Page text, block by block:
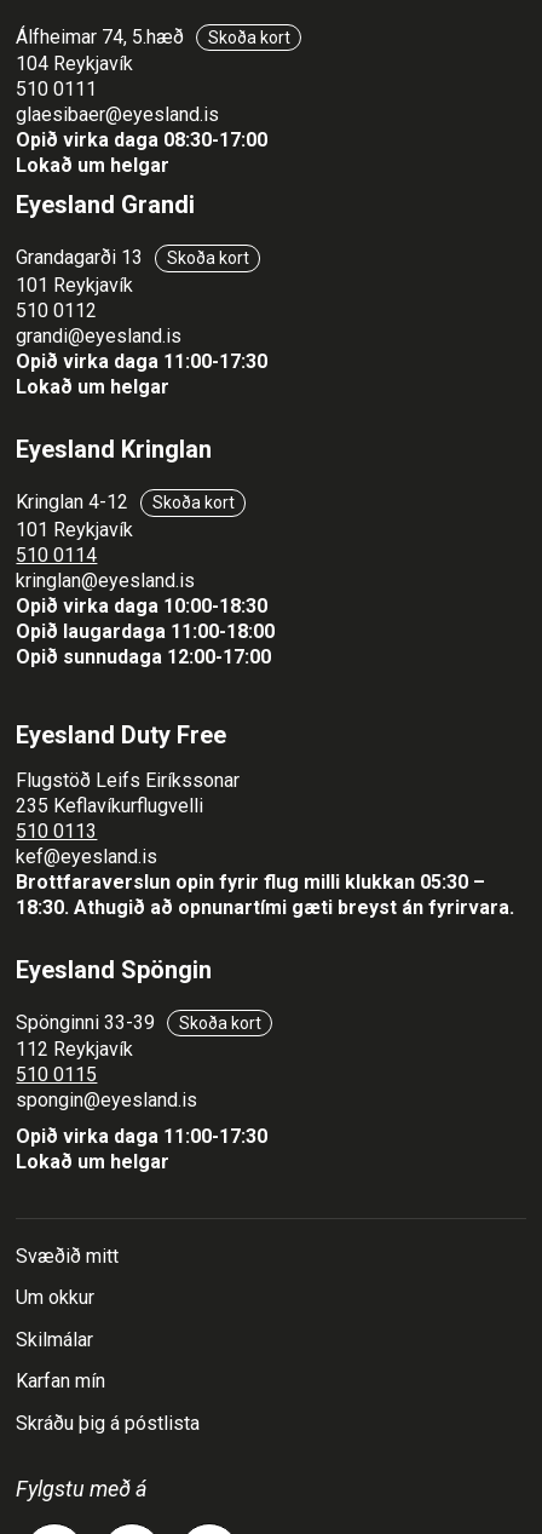
Álfheimar 74, 5.hæð Skoða kort
104 Reykjavík
510 0111
glaesibaer@eyesland.is
Opið virka daga 08:30-17:00
Lokað um helgar
Eyesland Grandi
Grandagarði 13 Skoða kort
101 Reykjavík
510 0112
grandi@eyesland.is
Opið virka daga 11:00-17:30
Lokað um helgar
Eyesland Kringlan
Kringlan 4-12 Skoða kort
101 Reykjavík
510 0114
kringlan@eyesland.is
Opið virka daga 10:00-18:30
Opið laugardaga 11:00-18:00
Opið sunnudaga 12:00-17:00
Eyesland Duty Free
Flugstöð Leifs Eiríkssonar
235 Keflavíkurflugvelli
510 0113
kef@eyesland.is
Brottfaraverslun opin fyrir flug milli klukkan 05:30 –
18:30.Athugið að opnunartími gæti breyst án fyrirvara.
Eyesland Spöngin
Spönginni 33-39 Skoða kort
112 Reykjavík
510 0115
spongin@eyesland.is
Opið virka daga 11:00-17:30
Lokað um helgar
Svæðið mitt
Um okkur
Skilmálar
Karfan mín
Skráðu þig á póstlista
Fylgstu með á